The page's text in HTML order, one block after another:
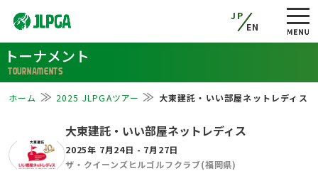
JP
EN
トーナメント
TOURNAMENTS
ホーム 2025 JLPGAツアー 大東建託・いい部屋ネットレディス
大東建託・いい部屋ネットレディス
2025年 7月24日 - 7月27日
ザ・クイーンズヒルゴルフクラブ(福岡県)